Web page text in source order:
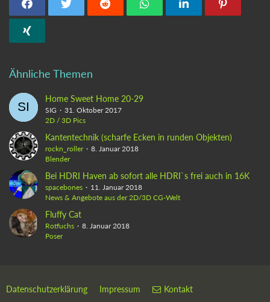
Ähnliche Themen
Home Sweet Home 20-29
SIG
31. Oktober 2017
2D / 3D Pics
Kantentechnik (scharfe Ecken in runden Objekten)
rockn_roller
8. Januar 2018
Blender
Bei HDRI Haven ab sofort alle HDRI`s frei auch in 16K
spacebones
11. Januar 2018
News & Angebote aus der 2D/3D CG-Welt
Fluffy Cat
Rotfuchs
8. Januar 2018
Poser
Datenschutzerklärung Impressum Kontakt